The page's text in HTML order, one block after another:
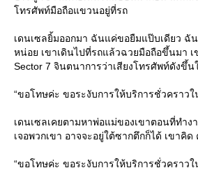
ทรศัพท์มือถือแขวนอยู่ที่รถ
เดนเซลยิ้มออกมา ฉันแค่ขอยืมแป๊บเดียว ฉั
หน่อย เขาเดินไปที่รถแล้วฉวยมือถือขึ้นมา
Sector 7 จินตนาการว่าเสียงโทรศัพท์ดังขึ้น
“ขอโทษค่ะ ขอระงับการให้บริการชั่วคราวใ
เดนเซลเคยตามหาพ่อแม่ของเขาตอนที่ทำ
เจอพวกเขา อาจจะอยู่ใต้ซากตึกก็ได้ เขาคิด
“ขอโทษค่ะ ขอระงับการให้บริการชั่วคราวใ